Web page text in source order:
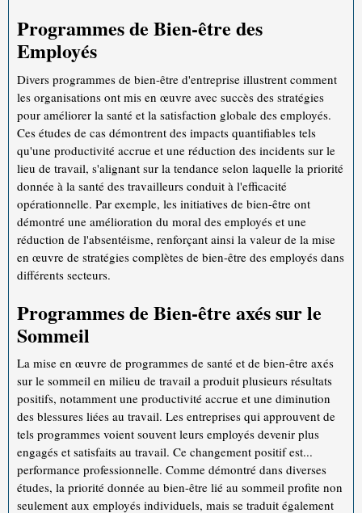
Programmes de Bien-être des
Employés
Divers programmes de bien-être d'entreprise illustrent comment
les organisations ont mis en œuvre avec succès des stratégies
pour améliorer la santé et la satisfaction globale des employés.
Ces études de cas démontrent des impacts quantifiables tels
qu'une productivité accrue et une réduction des incidents sur le
lieu de travail, s'alignant sur la tendance selon laquelle la priorité
donnée à la santé des travailleurs conduit à l'efficacité
opérationnelle. Par exemple, les initiatives de bien-être ont
démontré une amélioration du moral des employés et une
réduction de l'absentéisme, renforçant ainsi la valeur de la mise
en œuvre de stratégies complètes de bien-être des employés dans
différents secteurs.
Programmes de Bien-être axés sur le
Sommeil
La mise en œuvre de programmes de santé et de bien-être axés
sur le sommeil en milieu de travail a produit plusieurs résultats
positifs, notamment une productivité accrue et une diminution
des blessures liées au travail. Les entreprises qui approuvent de
tels programmes voient souvent leurs employés devenir plus
engagés et satisfaits au travail. Ce changement positif est...
performance professionnelle. Comme démontré dans diverses
études, la priorité donnée au bien-être lié au sommeil profite non
seulement aux employés individuels, mais se traduit également